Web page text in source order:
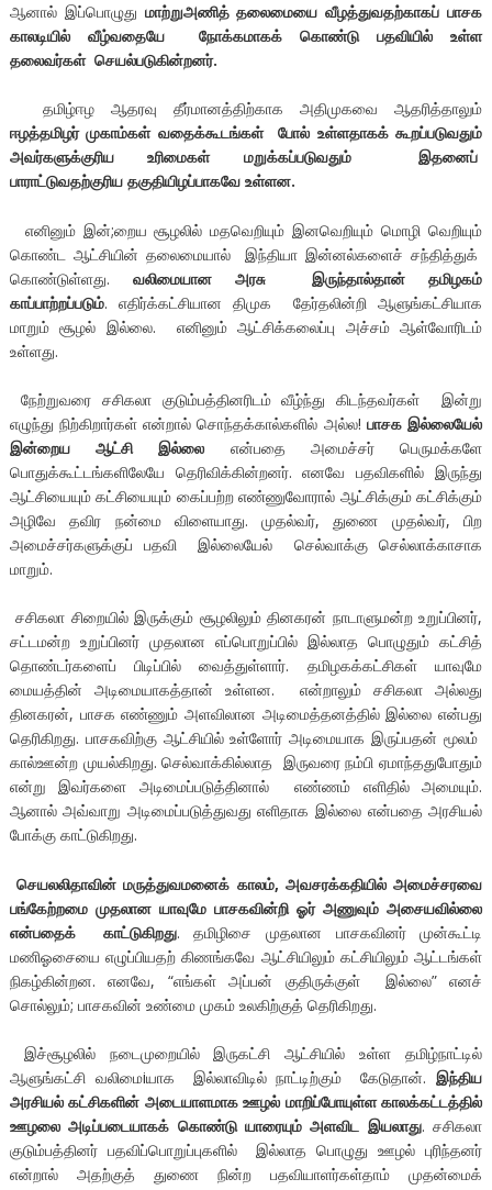
ஆனால் இப்பொழுது மாற்றுஅணித் தலைமையை வீழத்துவதற்காகப் பாசக
காலடியில் வீழ்வதையே நோக்கமாகக் கொண்டு பதவியில் உள்ள
தலைவர்கள் செயல்படுகின்றனர்.
தமிழ்ஈழ ஆதரவு தீர்மானத்திற்காக அதிமுகவை ஆதரித்தாலும்
ஈழத்தமிழர் முகாம்கள் வதைக்கூடங்கள் போல் உள்ளதாகக் கூறப்படுவதும்
அவர்களுக்குரிய உரிமைகள் மறுக்கப்படுவதும் இதனைப்
பாராட்டுவதற்குரிய தகுதியிழப்பாகவே உள்ளன.
எனினும் இன்;றைய சூழலில் மதவெறியும் இனவெறியும் மொழி வெறியும்
கொண்ட ஆட்சியின் தலைமையால் இந்தியா இன்னல்களைச் சந்தித்துக்
கொண்டுள்ளது. வலிமையான அரசு இருந்தால்தான் தமிழகம்
காப்பாற்றப்படும். எதிர்க்கட்சியான திமுக தேர்தலின்றி ஆளுங்கட்சியாக
மாறும் சூழல் இல்லை. எனினும் ஆட்சிக்கலைப்பு அச்சம் ஆள்வோரிடம்
உள்ளது.
நேற்றுவரை சசிகலா குடும்பத்தினரிடம் வீழ்ந்து கிடந்தவர்கள் இன்று
எழுந்து நிற்கிறார்கள் என்றால் சொந்தக்கால்களில் அல்ல! பாசக இல்லையேல்
இன்றைய ஆட்சி இல்லை என்பதை அமைச்சர் பெருமக்களே
பொதுக்கூட்டங்களிலேயே தெரிவிக்கின்றனர். எனவே பதவிகளில் இருந்து
ஆட்சியையும் கட்சியையும் கைப்பற்ற எண்ணுவோரால் ஆட்சிக்கும் கட்சிக்கும்
அழிவே தவிர நன்மை விளையாது. முதல்வர், துணை முதல்வர், பிற
அமைச்சர்களுக்குப் பதவி இல்லையேல் செல்வாக்கு செல்லாக்காசாக
மாறும்.
சசிகலா சிறையில் இருக்கும் சூழலிலும் தினகரன் நாடாளுமன்ற உறுப்பினர்,
சட்டமன்ற உறுப்பினர் முதலான எப்பொறுப்பில் இல்லாத பொழுதும் கட்சித்
தொண்டர்களைப் பிடிப்பில் வைத்துள்ளார். தமிழகக்கட்சிகள் யாவுமே
மையத்தின் அடிமையாகத்தான் உள்ளன. என்றாலும் சசிகலா அல்லது
தினகரன், பாசக எண்ணும் அளவிலான அடிமைத்தனத்தில் இல்லை என்பது
தெரிகிறது. பாசகவிற்கு ஆட்சியில் உள்ளோர் அடிமையாக இருப்பதன் மூலம்
கால்ஊன்ற முயல்கிறது. செல்வாக்கில்லாத இருவரை நம்பி ஏமாந்ததுபோதும்
என்று இவர்களை அடிமைப்படுத்தினால் எண்ணம் எளிதில் அமையும்.
ஆனால் அவ்வாறு அடிமைப்படுத்துவது எளிதாக இல்லை என்பதை அரசியல்
போக்கு காட்டுகிறது.
செயலலிதாவின் மருத்துவமனைக் காலம், அவசரக்கதியில் அமைச்சரவை
பங்கேற்றமை முதலான யாவுமே பாசகவின்றி ஓர் அணுவும் அசையவில்லை
என்பதைக் காட்டுகிறது. தமிழிசை முதலான பாசகவினர் முன்கூட்டி
மணிஓசையை எழுப்பியதற் கிணங்கவே ஆட்சியிலும் கட்சியிலும் ஆட்டங்கள்
நிகழ்கின்றன. எனவே, “எங்கள் அப்பன் குதிருக்குள் இல்லை” எனச்
சொல்லும்; பாசகவின் உண்மை முகம் உலகிற்குத் தெரிகிறது.
இச்சூழலில் நடைமுறையில் இருகட்சி ஆட்சியில் உள்ள தமிழ்நாட்டில்
ஆளுங்கட்சி வலிமைiயாக இல்லாவிடில் நாட்டிற்கும் கேடுதான்.இந்திய
அரசியல் கட்சிகளின் அடையாளமாக ஊழல் மாறிப்போயுள்ள காலக்கட்டத்தில்
ஊழலை அடிப்படையாகக் கொண்டு யாரையும் அளவிட இயலாது. சசிகலா
குடும்பத்தினர் பதவிப்பொறுப்புகளில் இல்லாத பொழுது ஊழல் புரிந்தனர்
என்றால் அதற்குத் துணை நின்ற பதவியாளர்கள்தாம் முதன்மைக்